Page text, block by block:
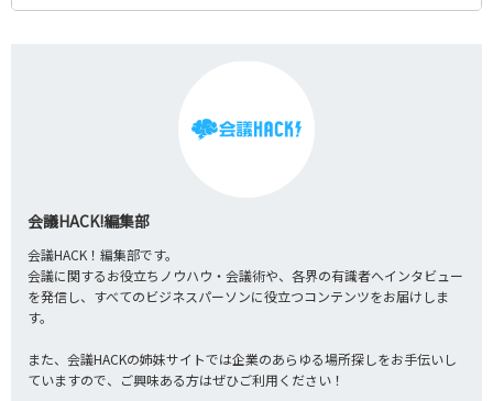
会議HACK!編集部
会議HACK！編集部です。
会議に関するお役立ちノウハウ・会議術や、各界の有識者へインタビュー
を発信し、すべてのビジネスパーソンに役立つコンテンツをお届けしま
す。
また、会議HACKの姉妹サイトでは企業のあらゆる場所探しをお手伝いし
ていますので、ご興味ある方はぜひご利用ください！